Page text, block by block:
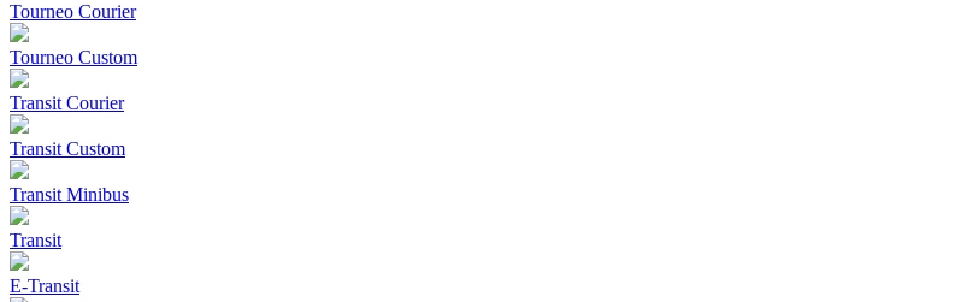
Tourneo Courier
Tourneo Custom
Transit Courier
Transit Custom
Transit Minibus
Transit
E-Transit